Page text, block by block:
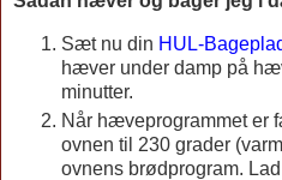
Sæt nu din HUL-
hæver under damp på
minutter.
Når hæveprogrammet er
ovnen til 230 grader
ovnens brødprogram.